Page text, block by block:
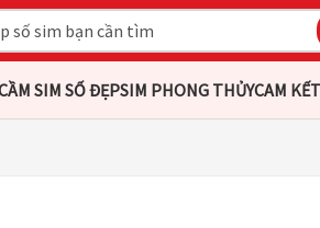
SIM SỐ ĐẸPSIM PHONG THỦYCAM